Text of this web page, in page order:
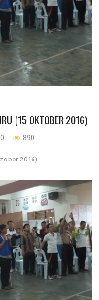
(15 OKTOBER 2016)
0 890
2016)